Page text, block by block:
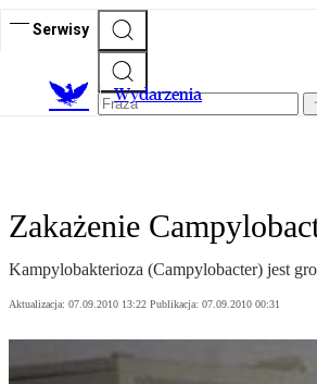
Serwisy
Wydarzenia
Zakażenie
Kampylobakterioza (Campylobacter) jest
Aktualizacja: 07.09.2010 13:22 Publikacja: 07.09.2010 00:31